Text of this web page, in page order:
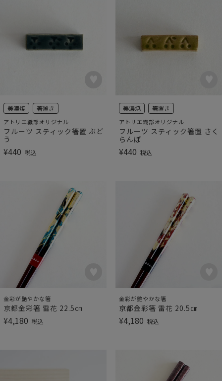
美濃焼 箸置き
アトリエ織部オリジナル
フルーツ スティック箸置 ぶど
う
¥440 税込
美濃焼 箸置き
アトリエ織部オリジナル
フルーツ スティック箸置 さく
らんぼ
¥440 税込
金彩が艶やかな箸
京都金彩箸 雷花 22.5㎝
¥4,180 税込
金彩が艶やかな箸
京都金彩箸 雷花 20.5㎝
¥4,180 税込